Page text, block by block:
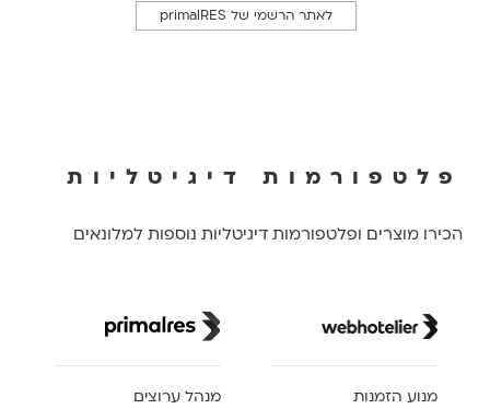
לאתר הרשמי של primalRES
פלטפורמות דיגיטליות
הכירו מוצרים ופלטפורמות דיגיטליות נוספות למלונאים
מנוע הזמנות מנהל ערוצים